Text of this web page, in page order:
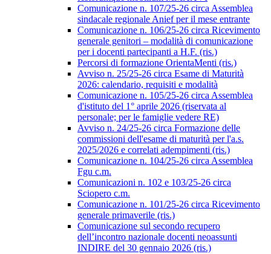
Comunicazione n. 107/25-26 circa Assemblea
sindacale regionale Anief per il mese entrante
Comunicazione n. 106/25-26 circa Ricevimento
generale genitori – modalità di comunicazione
per i docenti partecipanti a H.F. (ris.)
Percorsi di formazione OrientaMenti (ris.)
Avviso n. 25/25-26 circa Esame di Maturità
2026: calendario, requisiti e modalità
Comunicazione n. 105/25-26 circa Assemblea
d'istituto del 1° aprile 2026 (riservata al
personale; per le famiglie vedere RE)
Avviso n. 24/25-26 circa Formazione delle
commissioni dell'esame di maturità per l'a.s.
2025/2026 e correlati adempimenti (ris.)
Comunicazione n. 104/25-26 circa Assemblea
Fgu c.m.
Comunicazioni n. 102 e 103/25-26 circa
Sciopero c.m.
Comunicazione n. 101/25-26 circa Ricevimento
generale primaverile (ris.)
Comunicazione sul secondo recupero
dell’incontro nazionale docenti neoassunti
INDIRE del 30 gennaio 2026 (ris.)